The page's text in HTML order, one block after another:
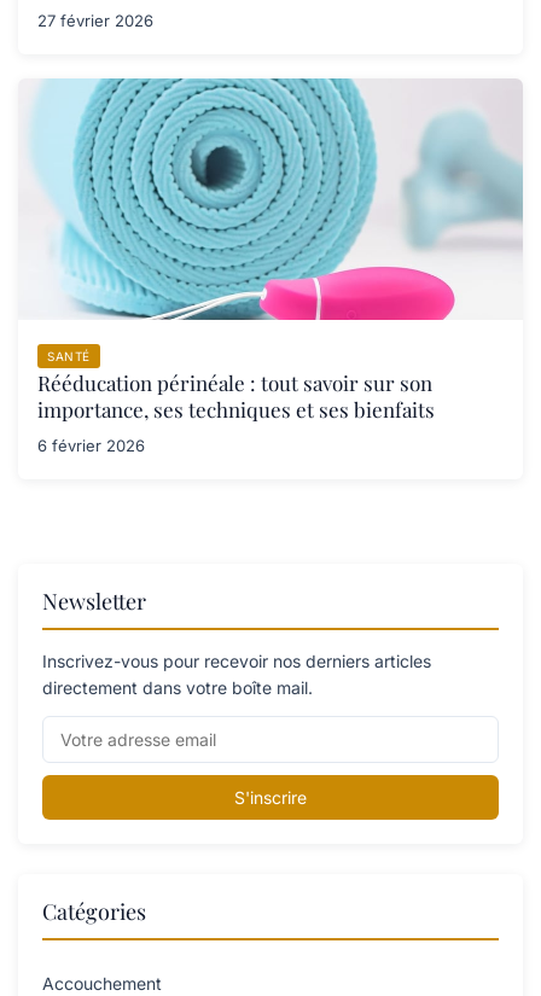
27 février 2026
SANTÉ
Rééducation périnéale : tout savoir sur son
importance, ses techniques et ses bienfaits
6 février 2026
Newsletter
Inscrivez-vous pour recevoir nos derniers articles
directement dans votre boîte mail.
S'inscrire
Catégories
Accouchement